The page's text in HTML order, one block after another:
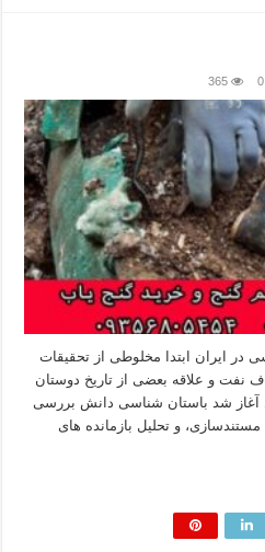
0
365
در ایران ابتدا مخلوطی از تحقیقات
نفت و علاقه بعضی از تاریخ دوستان
آغاز شد باستان شناسی دانش بررسی
و تحلیل بازمانده های